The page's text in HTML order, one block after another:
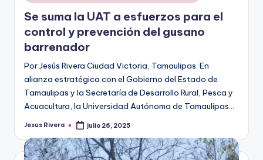
en
Se suma la UAT a esfuerzos para el
control y prevención del gusano
barrenador
Por Jesús Rivera Ciudad Victoria, Tamaulipas. En
alianza estratégica con el Gobierno del Estado de
Tamaulipas y la Secretaría de Desarrollo Rural, Pesca y
Acuacultura, la Universidad Autónoma de Tamaulipas…
Publicado
Jesus Rivera julio 26, 2025